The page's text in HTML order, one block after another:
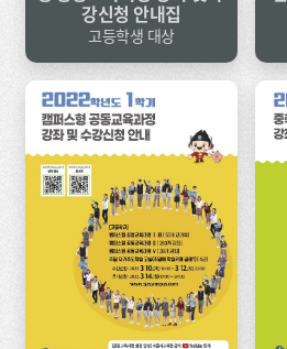
강신청 안내집
고등학생 대상